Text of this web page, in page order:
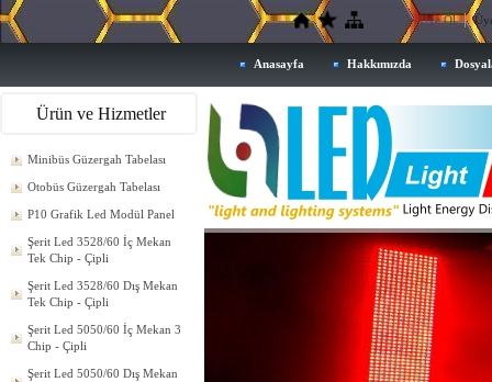
Üye Ol
Anasayfa Hakkımızda
Ürün ve Hizmetler
Minibüs Güzergah Tabelası
Otobüs Güzergah Tabelası
P10 Grafik Led Modül Panel
Şerit Led 3528/60 İç Mekan
Tek Chip - Çipli
Şerit Led 3528/60 Dış Mekan
Tek Chip - Çipli
Şerit Led 5050/60 İç Mekan 3
Chip - Çipli
Şerit Led 5050/60 Dış Mekan